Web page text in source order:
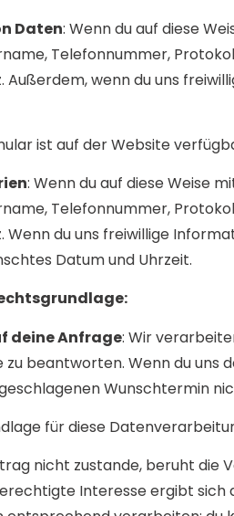
Daten: Wenn du auf diese
Telefonnummer,
Außerdem, wenn du uns
ist auf der Website
: Wenn du auf diese Weise
Telefonnummer,
Wenn du uns freiwillige
Datum und Uhrzeit.
deine Anfrage: Wir
zu beantworten. Wenn du uns
Wunschtermin
für diese
nicht zustande, beruht die
Interesse ergibt